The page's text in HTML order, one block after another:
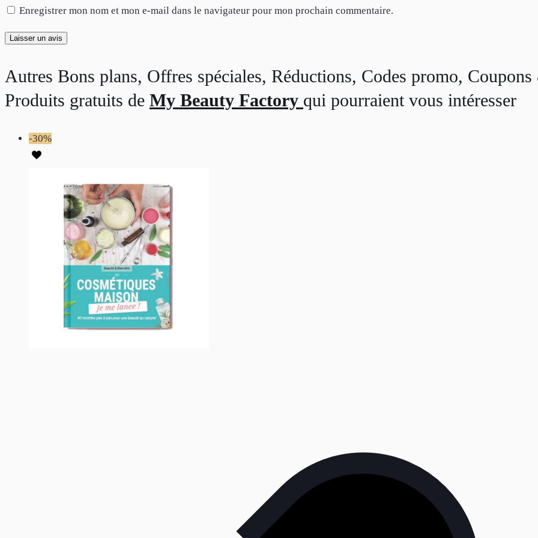
Enregistrer mon nom et mon e-mail dans le navigateur pour mon prochain commentaire.
Autres Bons plans, Offres spéciales, Réductions, Codes promo,
Produits gratuits de My Beauty Factory qui pourraient vous intéresser
-30%